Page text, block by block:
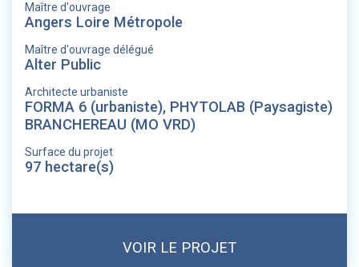
Maître d'ouvrage
Angers Loire Métropole
Maître d'ouvrage délégué
Alter Public
Architecte urbaniste
FORMA 6 (urbaniste), PHYTOLAB (Paysagiste)
BRANCHEREAU (MO VRD)
Surface du projet
97 hectare(s)
VOIR LE PROJET